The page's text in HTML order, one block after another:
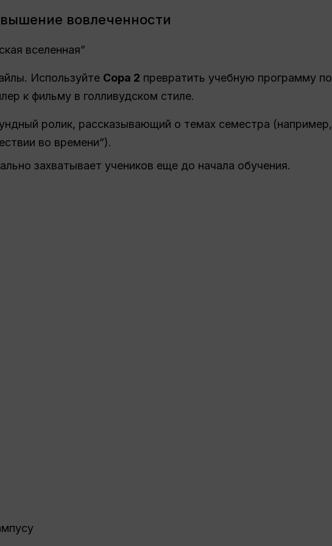
вовлеченности
вселенная”
Используйте Сора 2 превратить учебную программу по
к фильму в голливудском стиле.
ролик, рассказывающий о темах семестра (например,
во времени”).
захватывает учеников еще до начала обучения.